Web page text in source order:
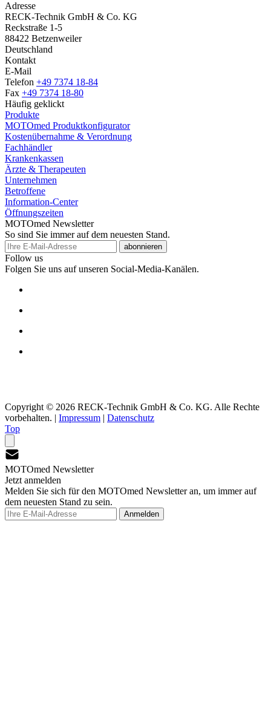
Adresse
RECK-Technik GmbH & Co. KG
Reckstraße 1-5
88422 Betzenweiler
Deutschland
Kontakt
E-Mail
Telefon +49 7374 18-84
Fax +49 7374 18-80
Häufig geklickt
Produkte
MOTOmed Produktkonfigurator
Kostenübernahme & Verordnung
Fachhändler
Krankenkassen
Ärzte & Therapeuten
Unternehmen
Betroffene
Information-Center
Öffnungszeiten
MOTOmed Newsletter
So sind Sie immer auf dem neuesten Stand.
abonnieren
Follow us
Folgen Sie uns auf unseren Social-Media-Kanälen.
Copyright © 2026 RECK-Technik GmbH & Co. KG. Alle Rechte
vorbehalten. | Impressum | Datenschutz
Top
MOTOmed Newsletter
Jetzt anmelden
Melden Sie sich für den MOTOmed Newsletter an, um immer auf
dem neuesten Stand zu sein.
Anmelden